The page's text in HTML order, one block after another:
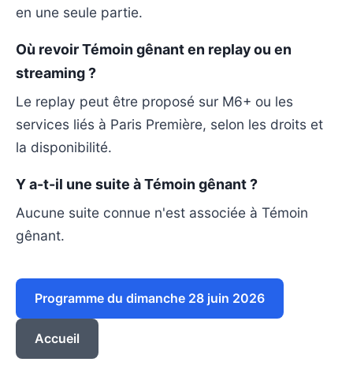
en une seule partie.
Où revoir Témoin gênant en replay ou en
streaming ?
Le replay peut être proposé sur M6+ ou les
services liés à Paris Première, selon les droits et
la disponibilité.
Y a-t-il une suite à Témoin gênant ?
Aucune suite connue n'est associée à Témoin
gênant.
Programme du dimanche 28 juin 2026
Accueil